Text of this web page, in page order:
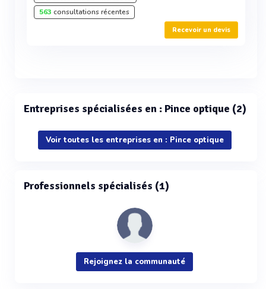
563 consultations récentes
Recevoir un devis
Entreprises spécialisées en : Pince optique (2)
Voir toutes les entreprises en : Pince optique
Professionnels spécialisés (1)
Rejoignez la communauté